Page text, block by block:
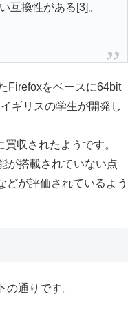
互換性がある[3]。
Firefoxをベースに64bit
ギリスの学生が開発し
収されたようです。
が搭載されていない点
どが評価されているよう
通りです。